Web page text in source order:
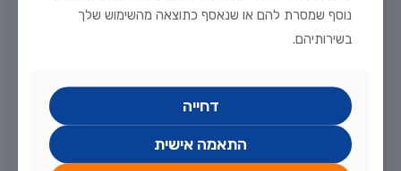
לקריאה נוספת
נוסף שמסרת להם או שנאסף כתוצאה מהשימוש שלך
בשירותיהם.
דחייה
התאמה אישית